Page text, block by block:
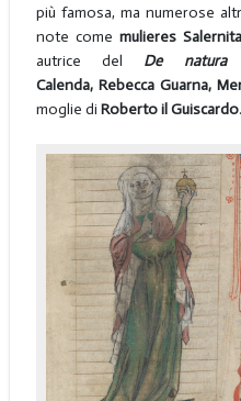
più famosa, ma numerose
note comemulieres
autrice del De natura
Calenda, Rebecca Guarna,
moglie di Roberto il Guiscardo.